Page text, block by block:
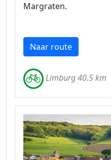
Margraten.
Naar route
Limburg 40.5 km